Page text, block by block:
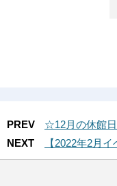
PREV
☆12月の休館
NEXT
【2022年2月